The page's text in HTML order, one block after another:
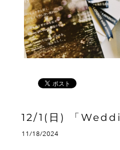
12/1(日) 「
11/18/2024